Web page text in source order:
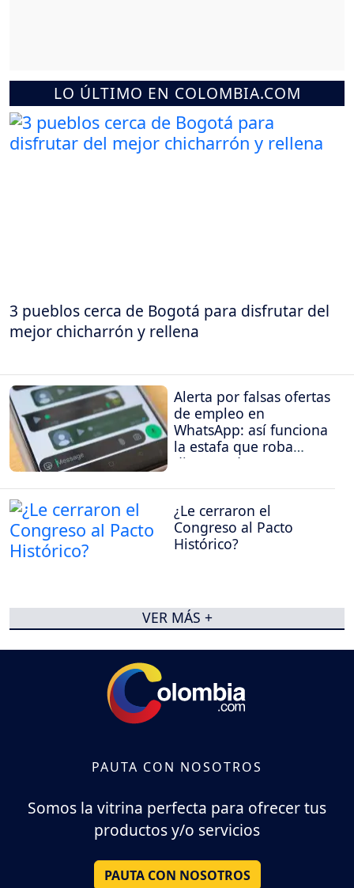
LO ÚLTIMO EN COLOMBIA.COM
3 pueblos cerca de Bogotá para disfrutar del
mejor chicharrón y rellena
Alerta por falsas ofertas
de empleo en
WhatsApp: así funciona
la estafa que roba
dinero y datos
¿Le cerraron el
Congreso al Pacto
Histórico?
VER MÁS +
PAUTA CON NOSOTROS
Somos la vitrina perfecta para ofrecer tus
productos y/o servicios
PAUTA CON NOSOTROS